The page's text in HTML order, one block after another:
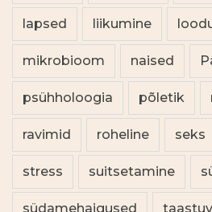
lapsed liikumine
mikrobioom naised
psühholoogia põletik
ravimid roheline seks
stress suitsetamine
südamehaigused